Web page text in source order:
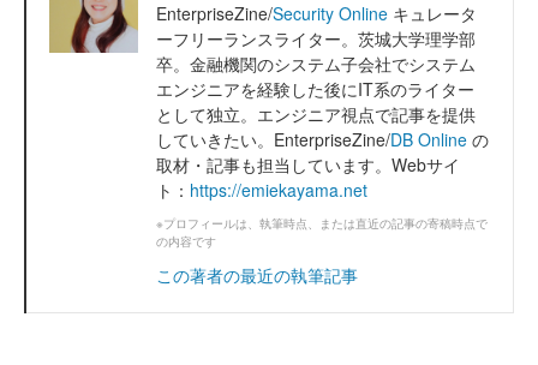
EnterpriseZine/Security Online キュレータ
ーフリーランスライター。茨城大学理学部
卒。金融機関のシステム子会社でシステム
エンジニアを経験した後にIT系のライター
として独立。エンジニア視点で記事を提供
していきたい。EnterpriseZine/DB Online の
取材・記事も担当しています。Webサイ
ト： https://emiekayama.net
※プロフィールは、執筆時点、または直近の記事の寄稿時点で
の内容です
この著者の最近の執筆記事